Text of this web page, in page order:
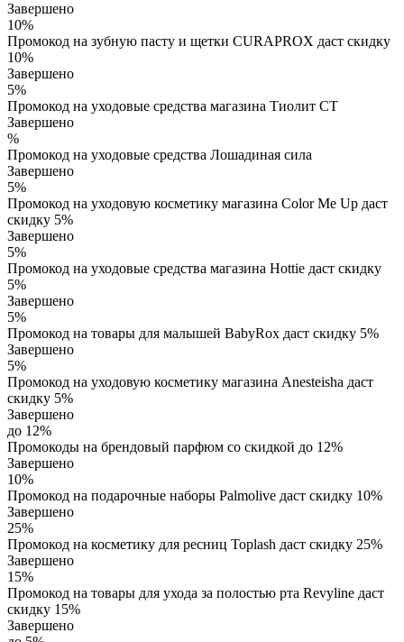
Завершено
10%
Промокод на зубную пасту и щетки CURAPROX даст скидку
10%
Завершено
5%
Промокод на уходовые средства магазина Тиолит СТ
Завершено
%
Промокод на уходовые средства Лошадиная сила
Завершено
5%
Промокод на уходовую косметику магазина Color Me Up даст
скидку 5%
Завершено
5%
Промокод на уходовые средства магазина Hottie даст скидку
5%
Завершено
5%
Промокод на товары для малышей BabyRox даст скидку 5%
Завершено
5%
Промокод на уходовую косметику магазина Anesteisha даст
скидку 5%
Завершено
до 12%
Промокоды на брендовый парфюм со скидкой до 12%
Завершено
10%
Промокод на подарочные наборы Palmolive даст скидку 10%
Завершено
25%
Промокод на косметику для ресниц Toplash даст скидку 25%
Завершено
15%
Промокод на товары для ухода за полостью рта Revyline даст
скидку 15%
Завершено